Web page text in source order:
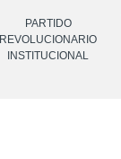
PARTIDO
REVOLUCIONARIO
INSTITUCIONAL